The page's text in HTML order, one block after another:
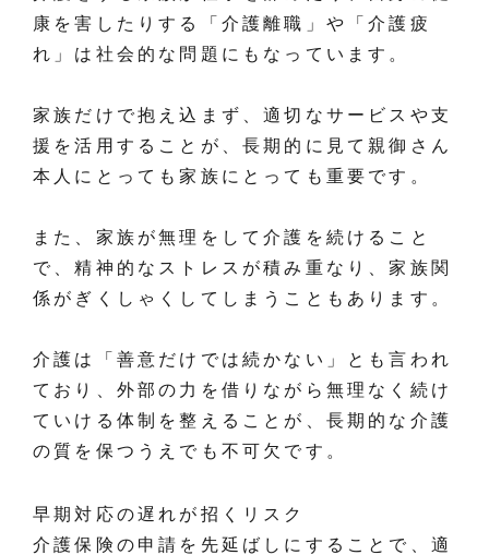
康を害したりする「介護離職」や「介護疲
れ」は社会的な問題にもなっています。
家族だけで抱え込まず、適切なサービスや支
援を活用することが、長期的に見て親御さん
本人にとっても家族にとっても重要です。
また、家族が無理をして介護を続けること
で、精神的なストレスが積み重なり、家族関
係がぎくしゃくしてしまうこともあります。
介護は「善意だけでは続かない」とも言われ
ており、外部の力を借りながら無理なく続け
ていける体制を整えることが、長期的な介護
の質を保つうえでも不可欠です。
早期対応の遅れが招くリスク
介護保険の申請を先延ばしにすることで、適